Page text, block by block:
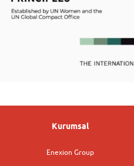
Kurumsal
Enexion Group